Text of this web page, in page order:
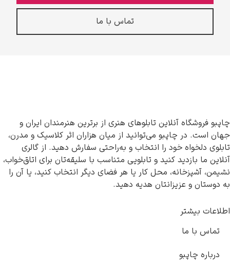
تماس با ما
چاپبو فروشگاه آنلاین تابلوهای هنری از برترین هنرمندان ایران و
جهان است. در چاپبو می‌توانید از میان هزاران اثر کلاسیک و مدرن،
تابلوی دلخواه خود را انتخاب و به‌راحتی سفارش دهید. از گالری
آنلاین ما بازدید کنید و تابلویی متناسب با سلیقه‌تان برای اتاق‌خواب،
نشیمن، آشپزخانه، محل کار یا هر فضای دیگر انتخاب کنید، یا آن را
به دوستان و عزیزانتان هدیه دهید.
اطلاعات بیشتر
تماس با ما
درباره چاپبو